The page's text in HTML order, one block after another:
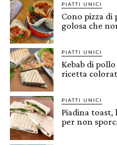
PIATTI UNICI
Cono pizza di
golosa che
PIATTI UNICI
Kebab di
ricetta
PIATTI UNICI
Piadina toast,
per non